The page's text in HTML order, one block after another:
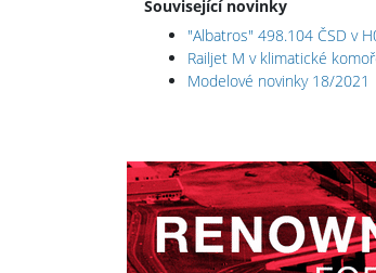
Související novinky
"Albatros" 498.104 ČSD v
Railjet M v klimatické
Modelové novinky 18/2021